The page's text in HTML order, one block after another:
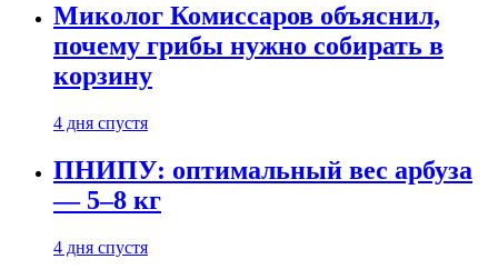
Миколог Комиссаров объяснил,
почему грибы нужно собирать в
корзину
4 дня спустя
ПНИПУ: оптимальный вес арбуза
— 5–8 кг
4 дня спустя